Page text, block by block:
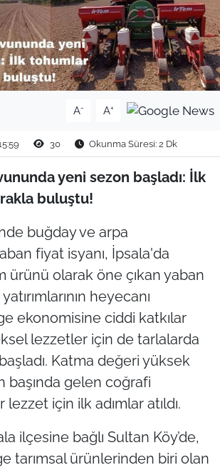
A- A+
30 Okunma Süresi: 2 Dk
yeni sezon başladı: İlk
buluştu!
buğday ve arpa
fiyat isyanı, İpsala'da
ürünü olarak öne çıkan yaban
heyecanı
ekonomisine ciddi katkılar
lezzetler için de tarlalarda
Katma değeri yüksek
başında gelen coğrafi
için ilk adımlar atıldı.
ilçesine bağlı Sultan Köy’de,
tarımsal ürünlerinden biri olan